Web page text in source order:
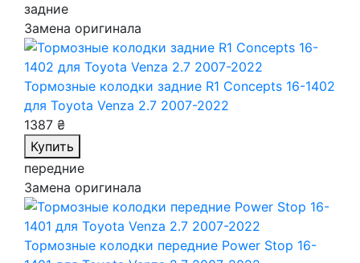
задние
Замена оригинала
Тормозные колодки задние R1 Concepts 16-1402
для Toyota Venza 2.7 2007-2022
1387 ₴
Купить
передние
Замена оригинала
Тормозные колодки передние Power Stop 16-